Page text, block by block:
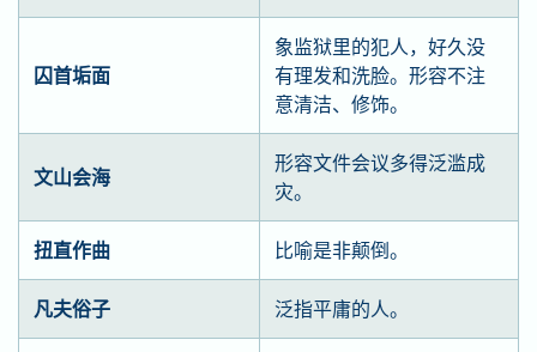
囚首垢面
象监狱里的犯人，好久没
有理发和洗脸。形容不注
意清洁、修饰。
文山会海
形容文件会议多得泛滥成
灾。
扭直作曲 比喻是非颠倒。
凡夫俗子 泛指平庸的人。